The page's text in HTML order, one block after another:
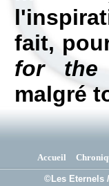
fait,
for the
malgré
Accueil
©Les Eternels